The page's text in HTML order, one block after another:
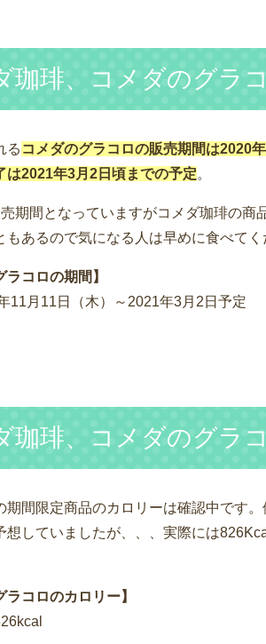
珈琲、コメダのグラ
る コメダのグラコロの販売期間は2020
は2021年3月2日頃までの予定。
期間となっていますがコメダ珈琲の商
もあるので気になる人は早めに食べてく
ラコロの期間】
11月11日（木）～2021年3月2日予定
珈琲、コメダのグラ
期間限定商品のカロリーは確認中です
想していましたが、、、実際には
ラコロのカロリー】